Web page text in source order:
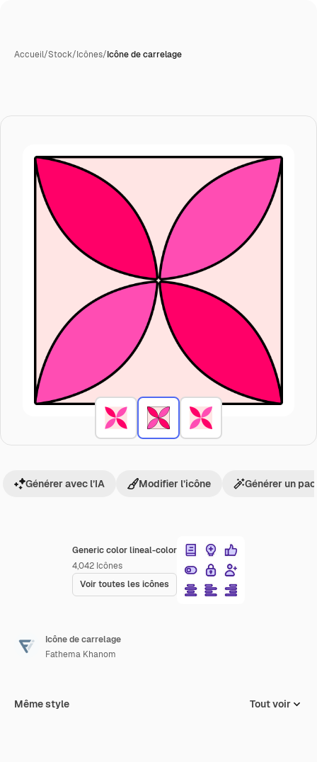
Accueil/Stock/Icônes/Icône de carrelage
Generic color lineal-color
4,042 Icônes
Voir toutes les icônes
Générer avec l’IA Modifier l’icône Générer un
Icône de carrelage
Fathema Khanom
Même style Tout voir